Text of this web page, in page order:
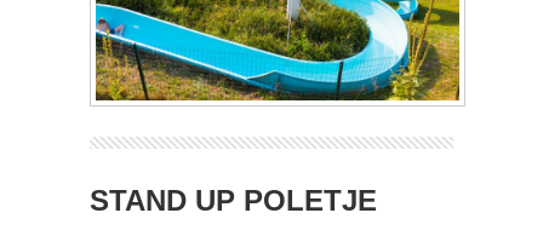
STAND UP POLETJE